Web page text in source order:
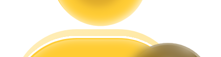
กลยุทธ์การซื้อขาย
เรียนรู้วิธีการรักษาผลกำไร